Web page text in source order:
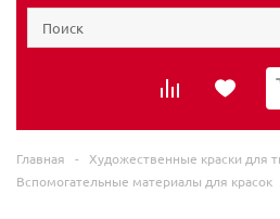
Главная - Художественные краски для
Вспомогательные материалы для красок